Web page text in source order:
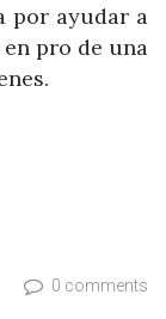
por ayudar a
pro de una
0 comments